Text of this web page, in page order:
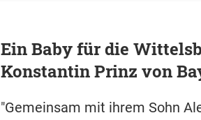
Ein Baby für die
Konstantin Prinz von
"Gemeinsam mit ihrem Sohn